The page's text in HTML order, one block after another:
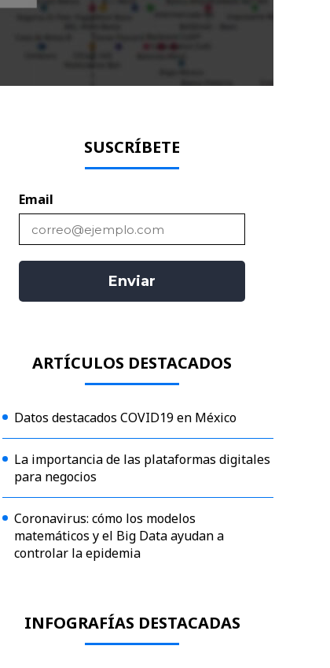
SUSCRÍBETE
Email
ARTÍCULOS DESTACADOS
Datos destacados COVID19 en México
La importancia de las plataformas digitales
para negocios
Coronavirus: cómo los modelos
matemáticos y el Big Data ayudan a
controlar la epidemia
INFOGRAFÍAS DESTACADAS